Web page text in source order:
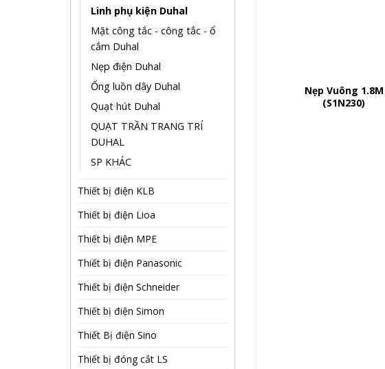
Linh phụ kiện Duhal
Mặt công tắc - công tắc - ổ
cắm Duhal
Nẹp điện Duhal
Ống luồn dây Duhal
Quạt hút Duhal
QUẠT TRẦN TRANG TRÍ
DUHAL
SP KHÁC
Thiết bị điện KLB
Thiết bị điện Lioa
Thiết bị điện MPE
Thiết bị điện Panasonic
Thiết bị điện Schneider
Thiết bị điện Simon
Thiết Bị điện Sino
Thiết bị đóng cắt LS
Nẹp Vuông 1.8M
(S1N230)